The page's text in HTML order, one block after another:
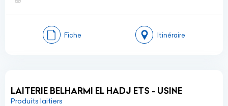
Fiche Itinéraire
LAITERIE BELHARMI EL HADJ ETS - USINE
Produits laitiers